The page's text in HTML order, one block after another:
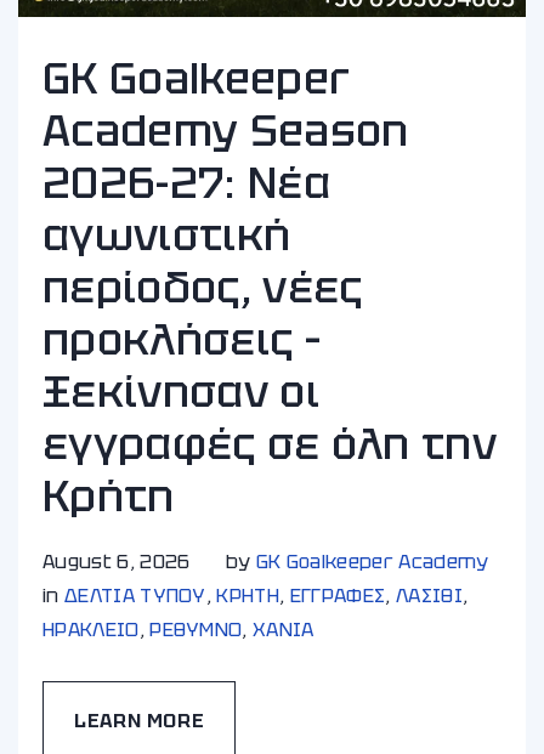
GK Goalkeeper
Academy Season
2026-27: Νέα
αγωνιστική
περίοδος, νέες
προκλήσεις –
Ξεκίνησαν οι
εγγραφές σε όλη την
Κρήτη
August 6, 2026 by GK Goalkeeper Academy
in ΔΕΛΤΙΑ ΤΥΠΟΥ,ΚΡΗΤΗ, ΕΓΓΡΑΦΕΣ, ΛΑΣΙΘΙ,
ΗΡΑΚΛΕΙΟ,ΡΕΘΥΜΝΟ,ΧΑΝΙA
LEARN MORE